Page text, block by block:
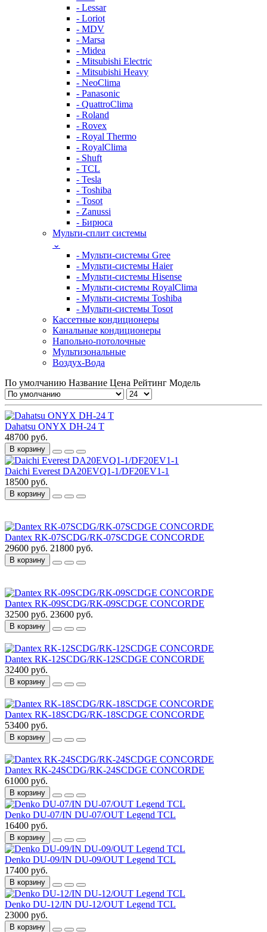
- Lessar
- Loriot
- MDV
- Marsa
- Midea
- Mitsubishi Electric
- Mitsubishi Heavy
- NeoClima
- Panasonic
- QuattroClima
- Roland
- Rovex
- Royal Thermo
- RoyalClima
- Shuft
- TCL
- Tesla
- Toshiba
- Tosot
- Zanussi
- Бирюса
Мульти-сплит системы
⌄
- Мульти-системы Gree
- Мульти-системы Haier
- Мульти-системы Hisense
- Мульти-системы RoyalClima
- Мульти-системы Toshiba
- Мульти-системы Tosot
Кассетные кондиционеры
Канальные кондиционеры
Напольно-потолочные
Мультизональные
Воздух-Вода
По умолчанию Название Цена Рейтинг Модель
Dahatsu ONYX DH-24 T
48700 руб.
В корзину
Daichi Everest DA20EVQ1-1/DF20EV1-1
18500 руб.
В корзину
Dantex RK-07SCDG/RK-07SCDGE CONCORDE
29600 руб. 21800 руб.
В корзину
Dantex RK-09SCDG/RK-09SCDGE CONCORDE
32500 руб. 23600 руб.
В корзину
Dantex RK-12SCDG/RK-12SCDGE CONCORDE
32400 руб.
В корзину
Dantex RK-18SCDG/RK-18SCDGE CONCORDE
53400 руб.
В корзину
Dantex RK-24SCDG/RK-24SCDGE CONCORDE
61000 руб.
В корзину
Denko DU-07/IN DU-07/OUT Legend TCL
16400 руб.
В корзину
Denko DU-09/IN DU-09/OUT Legend TCL
17400 руб.
В корзину
Denko DU-12/IN DU-12/OUT Legend TCL
23000 руб.
В корзину